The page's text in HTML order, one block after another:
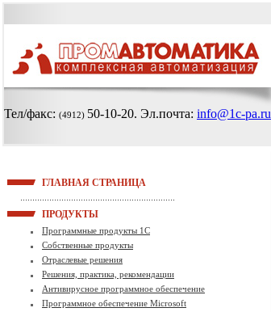
Тел/факс: (4912) 50-10-20. Эл.почта: info@1c-pa.ru
ГЛАВНАЯ СТРАНИЦА
ПРОДУКТЫ
Программные продукты 1С
Собственные продукты
Отраслевые решения
Решения, практика, рекомендации
Антивирусное программное обеспечение
Программное обеспечение Microsoft